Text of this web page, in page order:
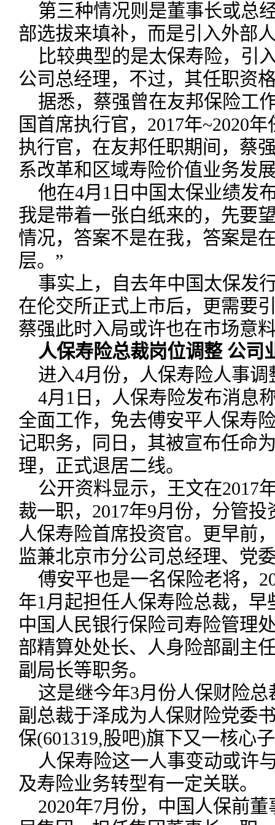
第三种情况则是董事长或总
部选拔来填补，而是引入外部
比较典型的是太保寿险，引
公司总经理，不过，其任职资
据悉，蔡强曾在友邦保险工
国首席执行官，2017年~2020
执行官，在友邦任职期间，蔡
系改革和区域寿险价值业务发
他在4月1日中国太保业绩发
我是带着一张白纸来的，先要
情况，答案不是在我，答案是
层。”
事实上，自去年中国太保发
在伦交所正式上市后，更需要
蔡强此时入局或许也在市场意
人保寿险总裁岗位调整 公司
进入4月份，人保寿险人事
4月1日，人保寿险发布消息
全面工作，免去傅安平人保寿
记职务，同日，其被宣布任命
理，正式退居二线。
公开资料显示，王文在2017
裁一职，2017年9月份，分管
人保寿险首席投资官。更早前
监兼北京市分公司总经理、党
傅安平也是一名保险老将，
年1月起担任人保寿险总裁，
中国人民银行保险司寿险管理
部精算处处长、人身险部副主
副局长等职务。
这是继今年3月份人保财险
副总裁于泽成为人保财险党委
保(601319,股吧)旗下又一核心
人保寿险这一人事变动或许
及寿险业务转型有一定关联。
2020年7月份，中国人保前